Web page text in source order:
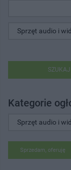
SZUKAJ
Kategorie
Sprzedam, oferuję